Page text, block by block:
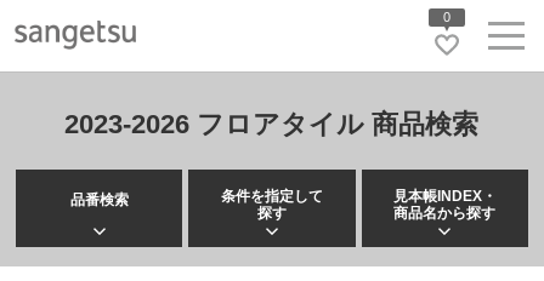
0
2023-2026 フロアタイル 商品検索
品番検索
条件を指定して
探す
見本帳INDEX・
商品名から探す